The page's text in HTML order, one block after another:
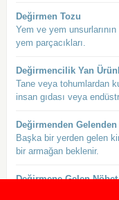
Değirmen Tozu
Yem ve yem
yem parçacıkları.
Değirmencilik Yan
Tane veya tohumlardan
insan gıdası veya endüstr
Değirmenden
Başka bir yerden gelen
bir armağan beklenir.
Değirmene Gelen